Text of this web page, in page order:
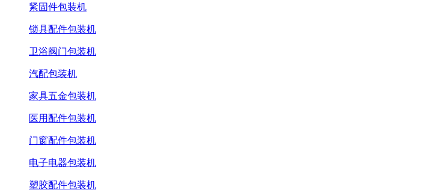
紧固件包装机
锁具配件包装机
卫浴阀门包装机
汽配包装机
家具五金包装机
医用配件包装机
门窗配件包装机
电子电器包装机
塑胶配件包装机